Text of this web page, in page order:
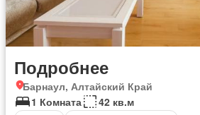
Подробнее
Барнаул, Алтайский Край
1 Комната
42 кв.м